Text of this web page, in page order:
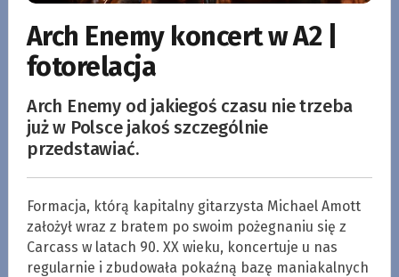
Arch Enemy koncert w A2 |
fotorelacja
Arch Enemy od jakiegoś czasu nie trzeba
już w Polsce jakoś szczególnie
przedstawiać.
Formacja, którą kapitalny gitarzysta Michael Amott
założył wraz z bratem po swoim pożegnaniu się z
Carcass w latach 90. XX wieku, koncertuje u nas
regularnie i zbudowała pokaźną bazę maniakalnych